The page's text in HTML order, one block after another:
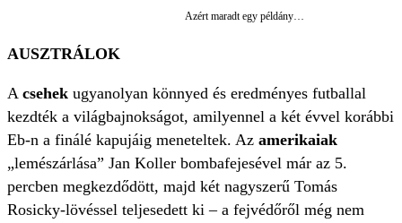
Azért maradt egy példány…
AUSZTRÁLOK
A csehek ugyanolyan könnyed és eredményes futballal
kezdték a világbajnokságot, amilyennel a két évvel korábbi
Eb-n a finálé kapujáig meneteltek. Az amerikaiak
„lemészárlása” Jan Koller bombafejesével már az 5.
percben megkezdődött, majd két nagyszerű Tomás
Rosicky-lövéssel teljesedett ki – a fejvédőről még nem